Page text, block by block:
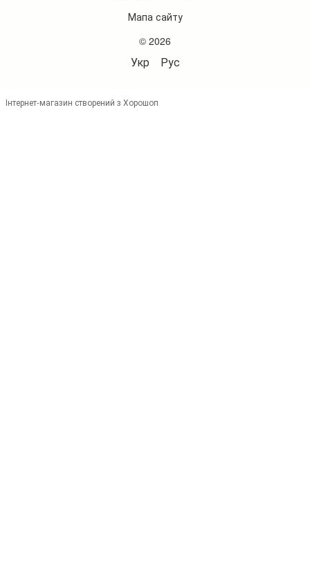
Мапа сайту
© 2026
Укр Рус
Інтернет-магазин створений з Хорошоп